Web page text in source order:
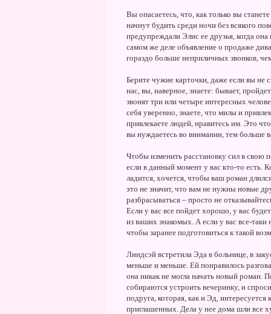
Вы опасаетесь, что, как только вы
начнут будить среди ночи без всякого
предупреждали Элис ее друзья, когда
самом же деле объявление о продаже
гораздо больше неприличных звонков,
Берите чужие карточки, даже если вы не
нас, вы, наверное, знаете: бывает,
звонят три или четыре интересных
себя уверенно, знаете, что милы и
привлекаете людей, нравитесь им. Это
вы нуждаетесь во внимании, тем больше
Чтобы изменить расстановку сил в свою
если в данный момент у вас кто-то есть.
ладится, хочется, чтобы ваш роман
это не значит, что вам не нужны новые
разбрасываться – просто не
Если у вас все пойдет хорошо, у вас
из ваших знакомых. А если у вас все-
чтобы заранее подготовиться к такой
Линдсэй встретила Эда в больнице, в
меньше и меньше. Ей понравилось
она никак не могла начать новый роман.
собираются устроить вечеринку, и
подруга, которая, как и Эд, интересуется
приглашенных. Дела у нее дома шли все